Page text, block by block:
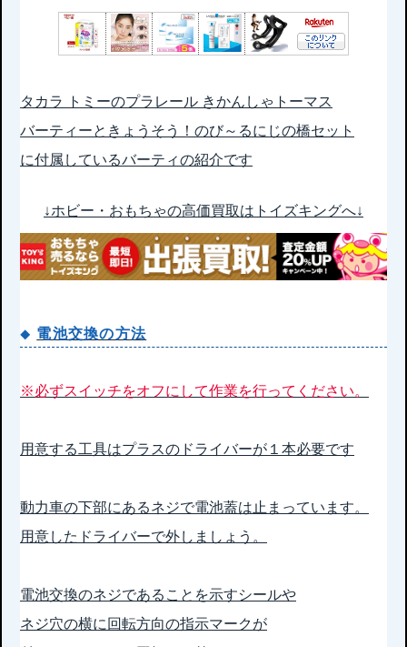
タカラ トミーのプラレール きかんしゃトーマス
バーティーときょうそう！のび～るにじの橋セット
に付属しているバーティの紹介です
↓ホビー・おもちゃの高価買取はトイズキングへ↓
電池交換の方法
※必ずスイッチをオフにして作業を行ってください。
用意する工具はプラスのドライバーが１本必要です
動力車の下部にあるネジで電池蓋は止まっています。
用意したドライバーで外しましょう。
電池交換のネジであることを示すシールや
ネジ穴の横に回転方向の指示マークが